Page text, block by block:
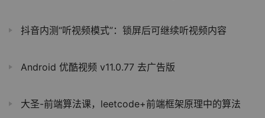
抖音内测“听视频模式”：锁屏后可继续听视频内容
Android 优酷视频 v11.0.77 去广告版
大圣-前端算法课，leetcode+前端框架原理中的算法